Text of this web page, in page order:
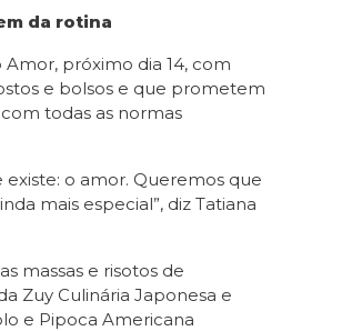
da rotina
próximo dia 14, com
e bolsos e que prometem
todas as normas
o amor. Queremos que
mais especial”, diz Tatiana
massas e risotos de
Zuy Culinária Japonesa e
e Pipoca Americana